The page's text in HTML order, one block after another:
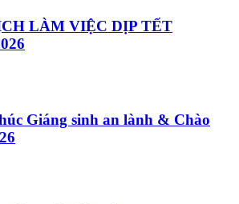
LÀM VIỆC DỊP TẾT
Giáng sinh an lành & Chào